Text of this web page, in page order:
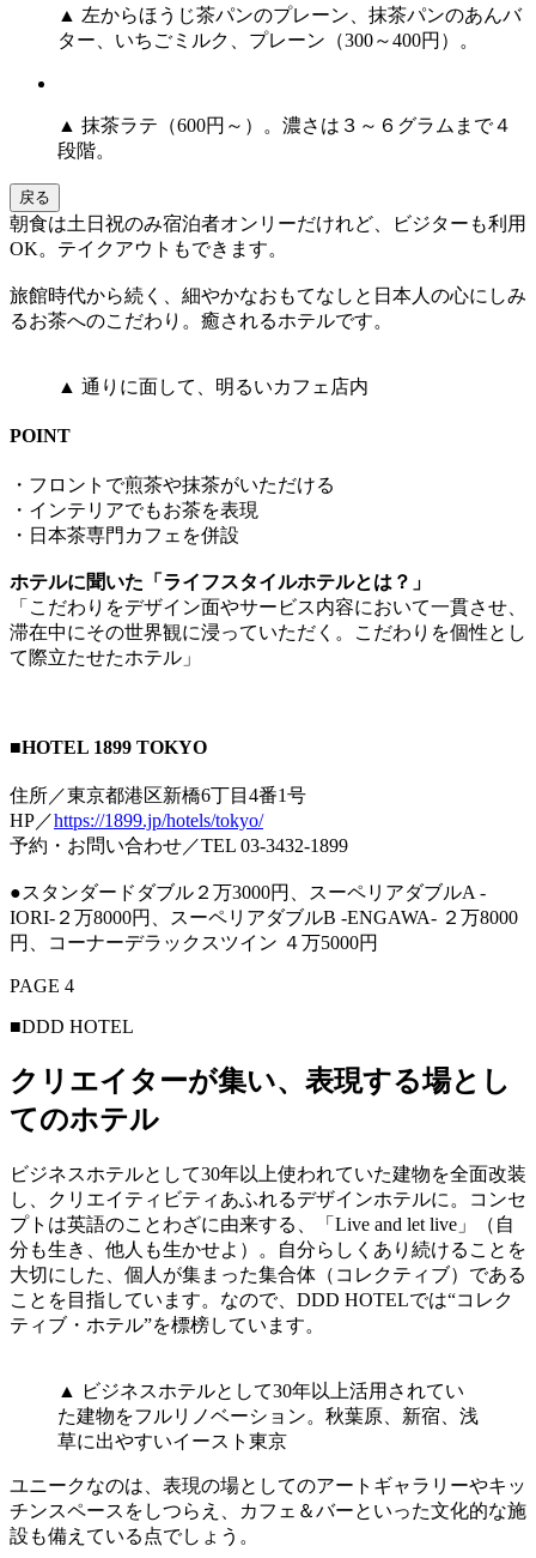
▲ 左からほうじ茶パンのプレーン、抹茶パンのあんバ
ター、いちごミルク、プレーン（300～400円）。
▲ 抹茶ラテ（600円～）。濃さは３～６グラムまで４
段階。
戻る
朝食は土日祝のみ宿泊者オンリーだけれど、ビジターも利用
OK。テイクアウトもできます。
旅館時代から続く、細やかなおもてなしと日本人の心にしみ
るお茶へのこだわり。癒されるホテルです。
▲ 通りに面して、明るいカフェ店内
POINT
・フロントで煎茶や抹茶がいただける
・インテリアでもお茶を表現
・日本茶専門カフェを併設
ホテルに聞いた「ライフスタイルホテルとは？」
「こだわりをデザイン面やサービス内容において一貫させ、
滞在中にその世界観に浸っていただく。こだわりを個性とし
て際立たせたホテル」
■HOTEL 1899 TOKYO
住所／東京都港区新橋6丁目4番1号
HP／https://1899.jp/hotels/tokyo/
予約・お問い合わせ／TEL 03-3432-1899
●スタンダードダブル２万3000円、スーペリアダブルA -
IORI-２万8000円、スーペリアダブルB -ENGAWA- ２万8000
円、コーナーデラックスツイン ４万5000円
PAGE 4
■DDD HOTEL
クリエイターが集い、表現する場とし
てのホテル
ビジネスホテルとして30年以上使われていた建物を全面改装
し、クリエイティビティあふれるデザインホテルに。コンセ
プトは英語のことわざに由来する、「Live and let live」（自
分も生き、他人も生かせよ）。自分らしくあり続けることを
大切にした、個人が集まった集合体（コレクティブ）である
ことを目指しています。なので、DDD HOTELでは“コレク
ティブ・ホテル”を標榜しています。
▲ ビジネスホテルとして30年以上活用されてい
た建物をフルリノベーション。秋葉原、新宿、浅
草に出やすいイースト東京
ユニークなのは、表現の場としてのアートギャラリーやキッ
チンスペースをしつらえ、カフェ＆バーといった文化的な施
設も備えている点でしょう。